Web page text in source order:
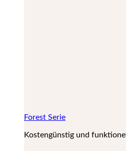
Forest Serie
Kostengünstig und funktionell